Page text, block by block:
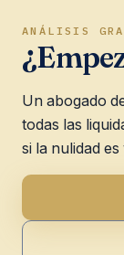
ANÁLISIS
Un abogado
todas las
si la nulidad